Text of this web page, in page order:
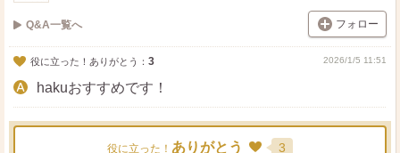
Q&A一覧へ フォロー
役に立った！ありがとう： 3 2026/1/5 11:51
hakuおすすめです！
役に立った！ ありがとう 3